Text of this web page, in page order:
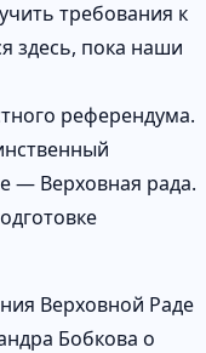
требования к
здесь, пока наши
референдума.
— Верховная рада.
Верховной Раде
Бобкова о